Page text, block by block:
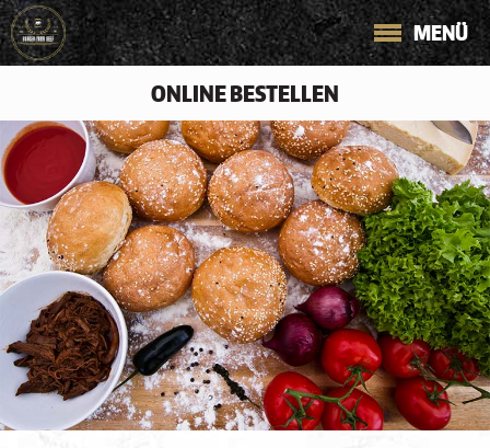
MENÜ
ONLINE BESTELLEN